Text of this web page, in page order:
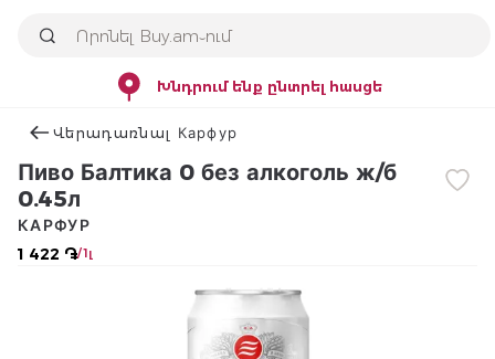
Խնդրում ենք ընտրել հասցե
Վերադառնալ Карфур
Пиво Балтика 0 без алкоголь ж/б
0.45л
1 422 ֏/ 1լ
КАРФУР